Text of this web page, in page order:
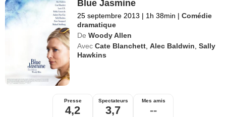
Blue Jasmine
25 septembre 2013 | 1h 38min | Comédie
dramatique
De Woody Allen
Avec Cate Blanchett ,Alec Baldwin ,Sally
Hawkins
Presse
4,2
Spectateurs
3,7
Mes amis
--